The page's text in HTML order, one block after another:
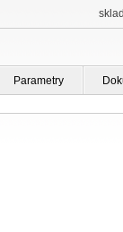
Parametry